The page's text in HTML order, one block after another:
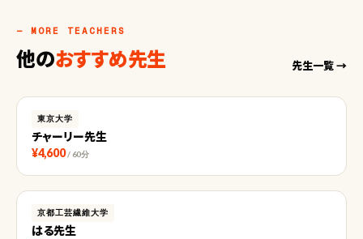
— MORE TEACHERS
他のおすすめ先生 先生一覧 →
東京大学
チャーリー先生
¥4,600 / 60分
京都工芸繊維大学
はる先生